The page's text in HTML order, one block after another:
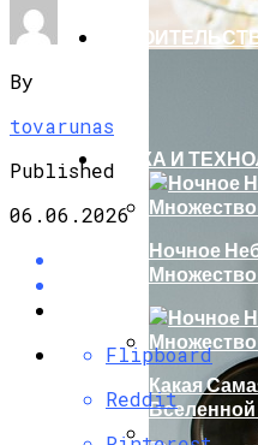
НАУКА И
Ночное
Какая
By
tovarunas
Published
06.06.2026
Flipboard
Reddit